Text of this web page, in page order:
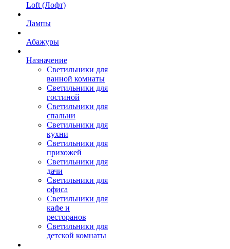
Loft (Лофт)
Лампы
Абажуры
Назначение
Светильники для
ванной комнаты
Светильники для
гостиной
Светильники для
спальни
Светильники для
кухни
Светильники для
прихожей
Светильники для
дачи
Светильники для
офиса
Светильники для
кафе и
ресторанов
Светильники для
детской комнаты